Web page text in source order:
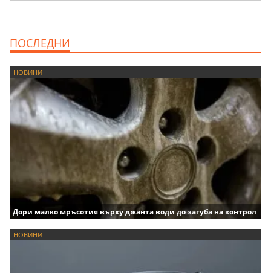
ПОСЛЕДНИ
НОВИНИ
Дори малко мръсотия върху джанта води до загуба на контрол
НОВИНИ